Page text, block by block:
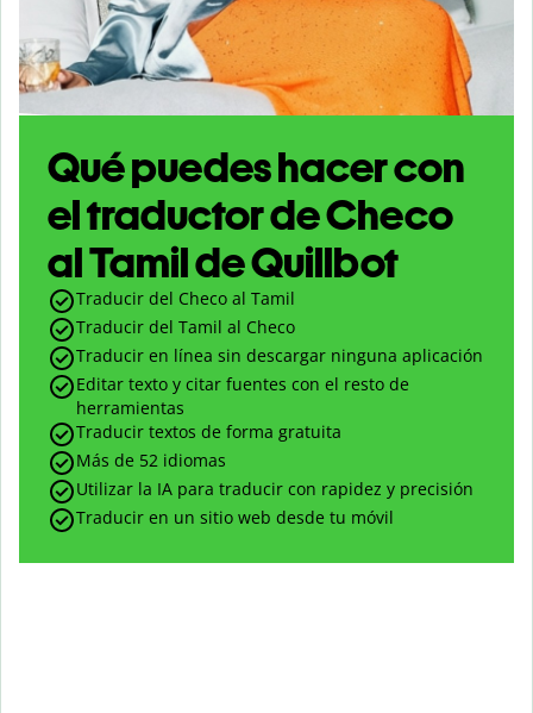
Qué puedes hacer con
el traductor de Checo
al Tamil de Quillbot
Traducir del Checo al Tamil
Traducir del Tamil al Checo
Traducir en línea sin descargar ninguna aplicación
Editar texto y citar fuentes con el resto de
herramientas
Traducir textos de forma gratuita
Más de 52 idiomas
Utilizar la IA para traducir con rapidez y precisión
Traducir en un sitio web desde tu móvil